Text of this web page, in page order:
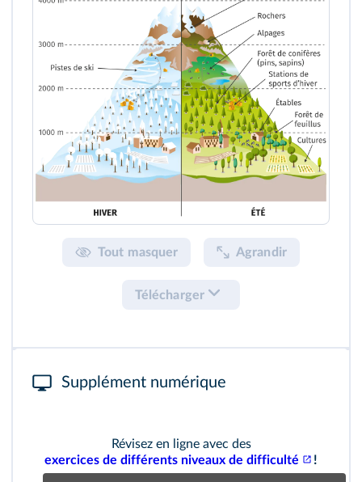
Tout masquer Agrandir
Télécharger
Supplément numérique
Révisez en ligne avec des
exercices de différents niveaux de difficulté
!